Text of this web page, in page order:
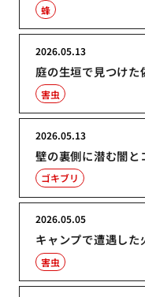
蜂
庭の生垣で見つけた
2026.05.13
害虫
壁の裏側に潜む闇と
2026.05.13
ゴキブリ
キャンプで遭遇し
2026.05.05
害虫